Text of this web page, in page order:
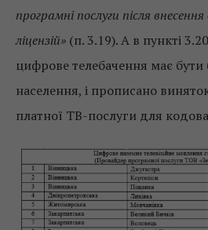
програмні послуги після внесення
ліцензій» (п. 3.19). А в пункті
цифрове телебачення має
населення, і прописано
платної ТВ-послуги для